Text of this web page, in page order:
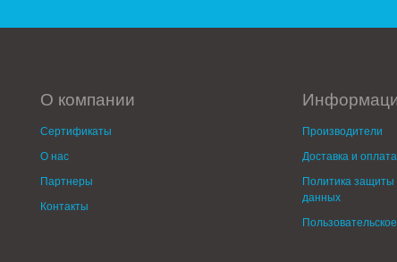
О компании
Сертификаты
О нас
Партнеры
Контакты
Производители
Доставка и оплата
Политика защиты
данных